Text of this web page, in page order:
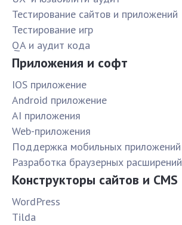
Тестирование сайтов и приложений
Тестирование игр
QA и аудит кода
Приложения и софт
IOS приложение
Android приложение
AI приложения
Web-приложения
Поддержка мобильных приложений
Разработка браузерных расширений
Конструкторы сайтов и CMS
WordPress
Tilda